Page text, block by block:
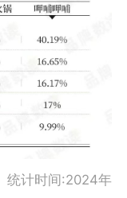
计时间:2024年